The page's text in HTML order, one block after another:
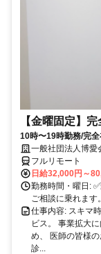
【金曜固定】
10時〜19時勤務/完
業務一般社団法人博愛
フルリモート
日給32,000円～
勤務時間・曜日:
ご相談に乗れます。
仕事内容: スキマ
ビス。 事業拡大
め、 医師の皆様
診...